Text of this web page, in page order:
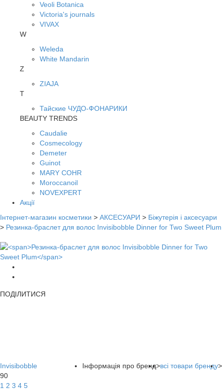
Veoli Botanica
Victoria's journals
VIVAX
W
Weleda
White Mandarin
Z
ZIAJA
Т
Тайские ЧУДО-ФОНАРИКИ
BEAUTY TRENDS
Caudalie
Cosmecology
Demeter
Guinot
MARY COHR
Moroccanoil
NOVEXPERT
Акції
Інтернет-магазин косметики > АКСЕСУАРИ > Біжутерія і аксесуари
> Резинка-браслет для волос Invisibobble Dinner for Two Sweet Plum
ПОДІЛИТИСЯ
Інформація про бренд>всі товари бренду>
Invisibobble
90
1 2 3 4 5